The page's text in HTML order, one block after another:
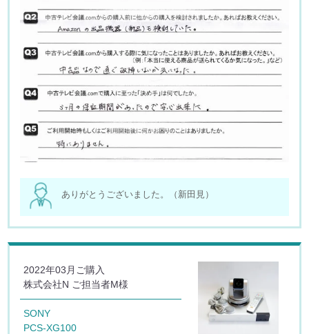
ありがとうございました。（新田見）
2022年03月ご購入
株式会社N ご担当者M様
SONY
PCS-XG100